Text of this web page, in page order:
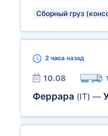
Сборный груз
2 часа назад
10.08
Феррара (IT) —